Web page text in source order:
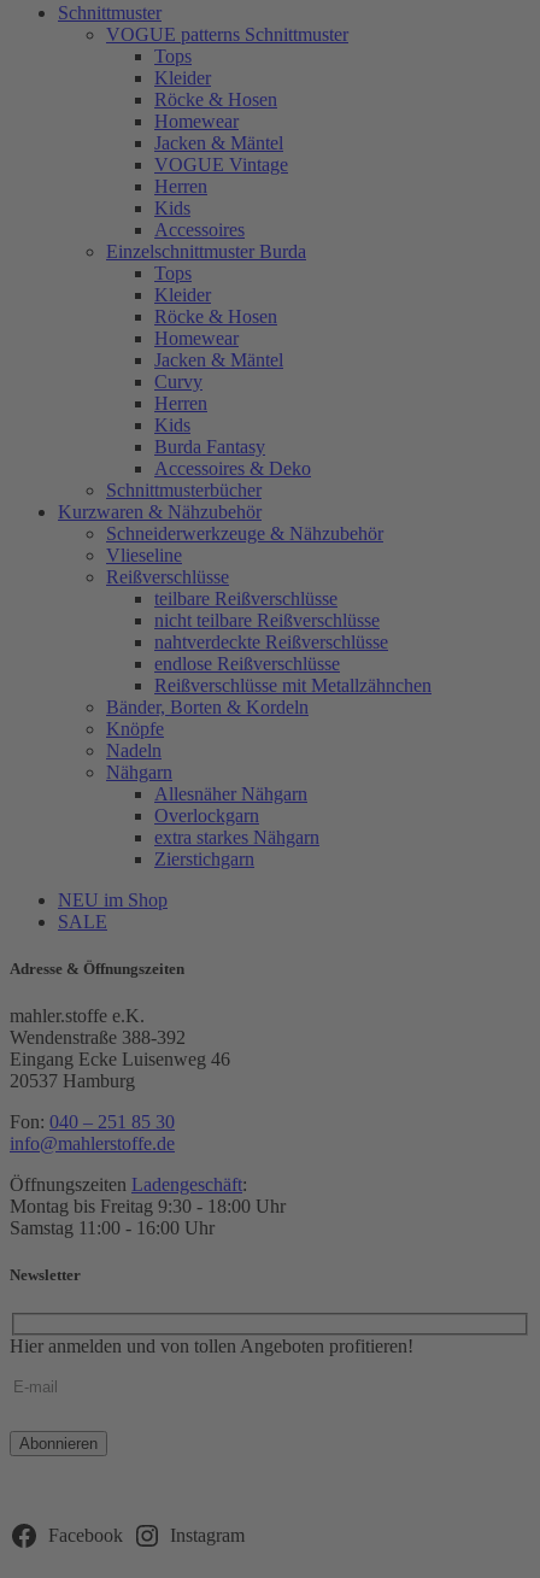
Schnittmuster
VOGUE patterns Schnittmuster
Tops
Kleider
Röcke & Hosen
Homewear
Jacken & Mäntel
VOGUE Vintage
Herren
Kids
Accessoires
Einzelschnittmuster Burda
Tops
Kleider
Röcke & Hosen
Homewear
Jacken & Mäntel
Curvy
Herren
Kids
Burda Fantasy
Accessoires & Deko
Schnittmusterbücher
Kurzwaren & Nähzubehör
Schneiderwerkzeuge & Nähzubehör
Vlieseline
Reißverschlüsse
teilbare Reißverschlüsse
nicht teilbare Reißverschlüsse
nahtverdeckte Reißverschlüsse
endlose Reißverschlüsse
Reißverschlüsse mit Metallzähnchen
Bänder, Borten & Kordeln
Knöpfe
Nadeln
Nähgarn
Allesnäher Nähgarn
Overlockgarn
extra starkes Nähgarn
Zierstichgarn
NEU im Shop
SALE
Adresse & Öffnungszeiten
mahler.stoffe e.K.
Wendenstraße 388-392
Eingang Ecke Luisenweg 46
20537 Hamburg
Fon: 040 – 251 85 30
info@mahlerstoffe.de
Öffnungszeiten Ladengeschäft:
Montag bis Freitag 9:30 - 18:00 Uhr
Samstag 11:00 - 16:00 Uhr
Newsletter
Hier anmelden und von tollen Angeboten profitieren!
Bitte
lasse
leer.
Facebook Instagram